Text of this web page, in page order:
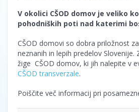
V okolici CŠOD domov je veliko
pohodniških poti nad katerimi
CŠOD domovi so dobra priložnost
neznanih in lepih predelov Slovenije.
žige CŠOD domov, ki jih nalepite v
CŠOD transverzale.
Poiščite več informacij pri